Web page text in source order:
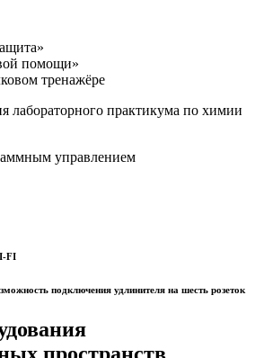
помощи»
тренажёре
лабораторного практикума по химии
управлением
FI
подключения удлинителя на шесть розеток